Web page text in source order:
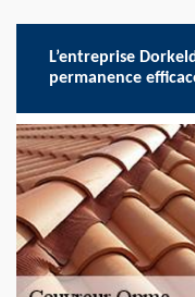
L’entreprise
permanence